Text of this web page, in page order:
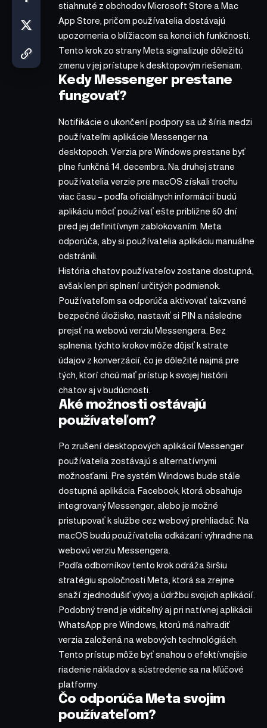
stiahnuté z obchodov Microsoft Store a Mac
App Store, pričom používatelia dostávajú
upozornenia o blížiacom sa konci ich funkčnosti.
Tento krok zo strany Meta signalizuje dôležitú
zmenu v jej prístupe k desktopovým riešeniam.
Kedy Messenger prestane
fungovať?
Notifikácie o ukončení podpory sa už šíria medzi
používateľmi aplikácie Messenger na
desktopoch. Verzia pre Windows prestane byť
plne funkčná 14. decembra. Na druhej strane
používatelia verzie pre macOS získali trochu
viac času – podľa oficiálnych informácií budú
aplikáciu môcť používať ešte približne 60 dní
pred jej definitívnym zablokovaním. Meta
odporúča, aby si používatelia aplikáciu manuálne
odstránili.
História chatov používateľov zostane dostupná,
avšak len pri splnení určitých podmienok.
Používateľom sa odporúča aktivovať takzvané
bezpečné úložisko, nastaviť si PIN a následne
prejsť na webovú verziu Messengera. Bez
splnenia týchto krokov môže dôjsť k strate
údajov z konverzácií, čo je dôležité najmä pre
tých, ktorí chcú mať prístup k svojej histórii
chatov aj v budúcnosti.
Aké možnosti ostávajú
používateľom?
Po zrušení desktopových aplikácií Messenger
používatelia zostávajú s alternatívnymi
možnosťami. Pre systém Windows bude stále
dostupná aplikácia Facebook, ktorá obsahuje
integrovaný Messenger, alebo je možné
pristupovať k službe cez webový prehliadač. Na
macOS budú používatelia odkázaní výhradne na
webovú verziu Messengera.
Podľa odborníkov tento krok odráža širšiu
stratégiu spoločnosti Meta, ktorá sa zrejme
snaží zjednodušiť vývoj a údržbu svojich aplikácií.
Podobný trend je viditeľný aj pri natívnej aplikácii
WhatsApp pre Windows, ktorú má nahradiť
verzia založená na webových technológiách.
Tento prístup môže byť snahou o efektívnejšie
riadenie nákladov a sústredenie sa na kľúčové
platformy.
Čo odporúča Meta svojim
používateľom?